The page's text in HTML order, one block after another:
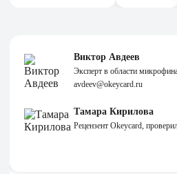
Виктор Авдеев
Эксперт в области
avdeev@okeycard.ru
Тамара Кирилова
Рецензент Okeycard,